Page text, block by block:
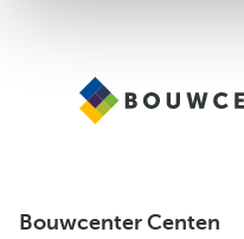
Bouwcenter Centen